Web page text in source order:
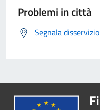
Problemi in città
Segnala disservizio